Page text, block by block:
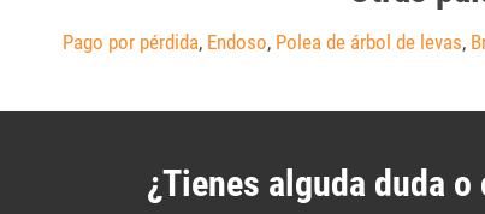
Pago por pérdida, Endoso, Polea de árbol de levas,
¿Tienes alguda duda